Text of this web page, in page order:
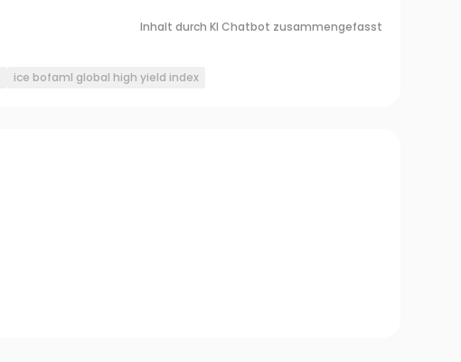
Inhalt durch KI Chatbot zusammengefasst
ice bofaml global high yield index